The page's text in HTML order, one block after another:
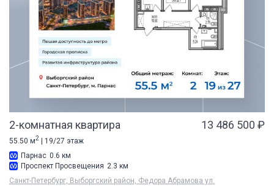
2-комнатная квартира 13 486 500 ₽
55.50 м2
| 19/27 этаж
Парнас 0.6 км
Проспект Просвещения 2.3 км
Санкт-Петербург, Выборгский район, Федора Абрамова ул.